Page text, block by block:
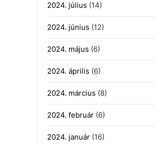
2024. július (14)
2024. június (12)
2024. május (6)
2024. április (6)
2024. március (8)
2024. február(6)
2024. január(16)